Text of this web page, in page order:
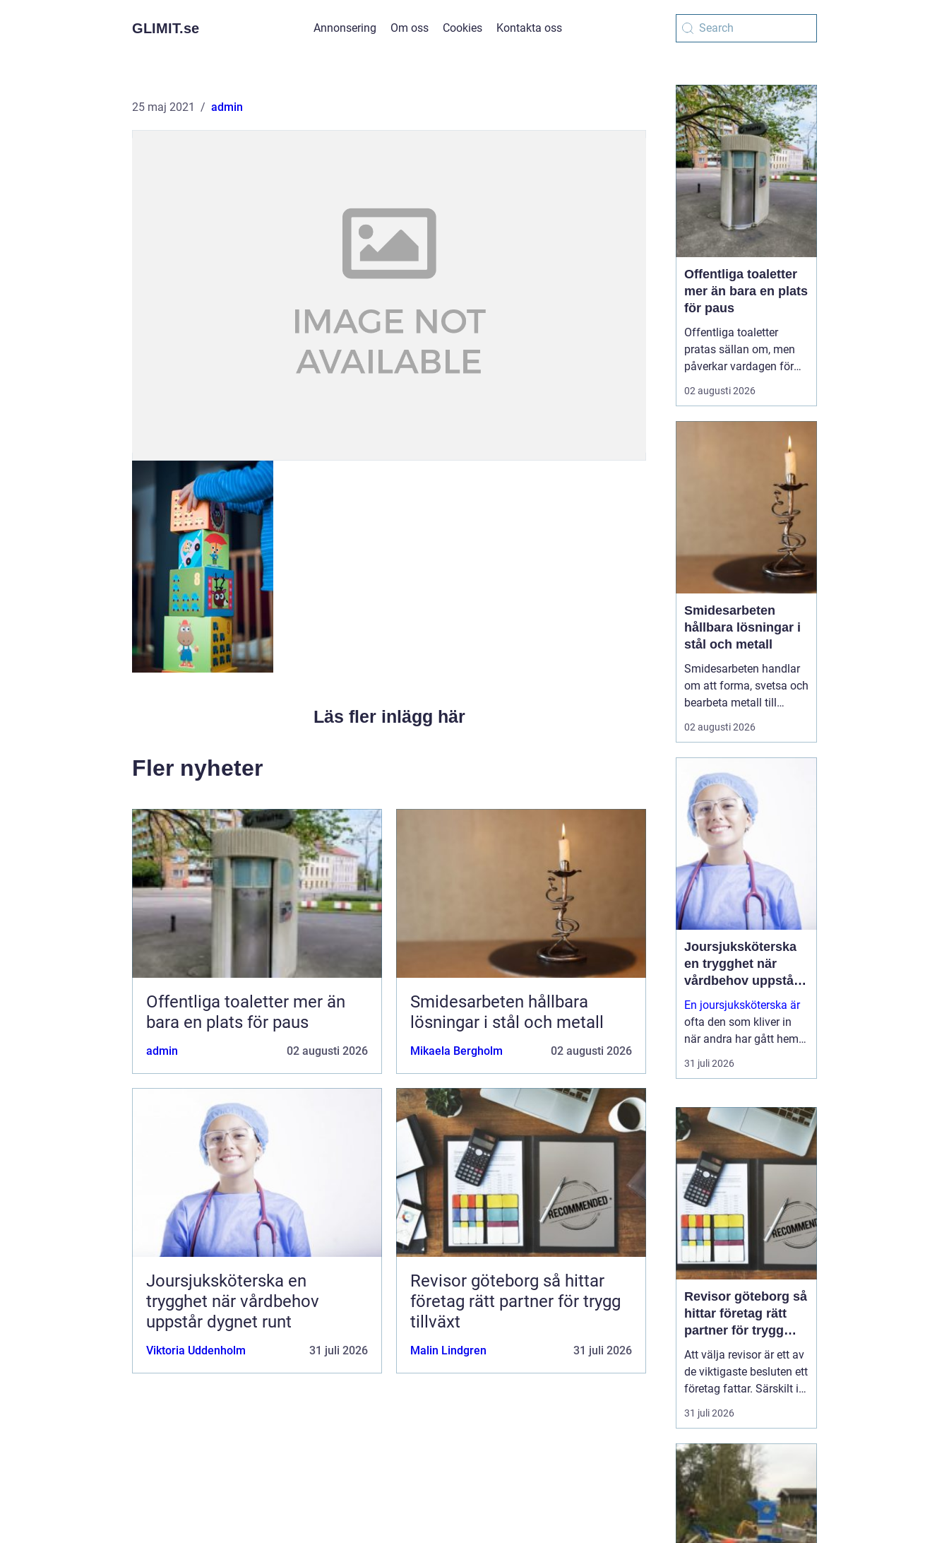
GLIMIT.se Annonsering Om oss Cookies Kontakta oss
25 maj 2021 admin
Läs fler inlägg här
Fler nyheter
Offentliga toaletter mer än
bara en plats för paus
admin 02 augusti 2026
Smidesarbeten hållbara
lösningar i stål och metall
Mikaela Bergholm 02 augusti 2026
Joursjuksköterska en
trygghet när vårdbehov
uppstår dygnet runt
Viktoria Uddenholm 31 juli 2026
Revisor göteborg så hittar
företag rätt partner för trygg
tillväxt
Malin Lindgren 31 juli 2026
Offentliga toaletter
mer än bara en plats
för paus
Offentliga toaletter
pratas sällan om, men
påverkar vardagen för
nästan alla. När en stad,
park eller reseknut
äldre, personer med
funktionsnedsättning
och långväga resenäre...
02 augusti 2026
Smidesarbeten
hållbara lösningar i
stål och metall
Smidesarbeten handlar
om att forma, svetsa och
bearbeta metall till
starka och hållbara
konstruktioner. Det kan
trappor till stora
stålkonstruktioner i
industrin. När smidet
utförs rätt får du
produkter som håller
länge, tål...
02 augusti 2026
Joursjuksköterska
en trygghet när
vårdbehov uppstår
dygnet runt
En joursjuksköterska är
ofta den som kliver in
när andra har gått hem
för dagen. Under sena
kvällar, nätter och helger
människor på
äldreboenden, LSS-
boenden, inom
socialpsykiatrin och i
ord...
31 juli 2026
Revisor göteborg så
hittar företag rätt
partner för trygg
tillväxt
Att välja revisor är ett av
de viktigaste besluten ett
företag fattar. Särskilt i
en företagsintensiv stad
som Göteborg, där allt
bolag till internationella
koncerner verkar sida vid
sida. En bra revisor gör
mer än att granska s...
31 juli 2026